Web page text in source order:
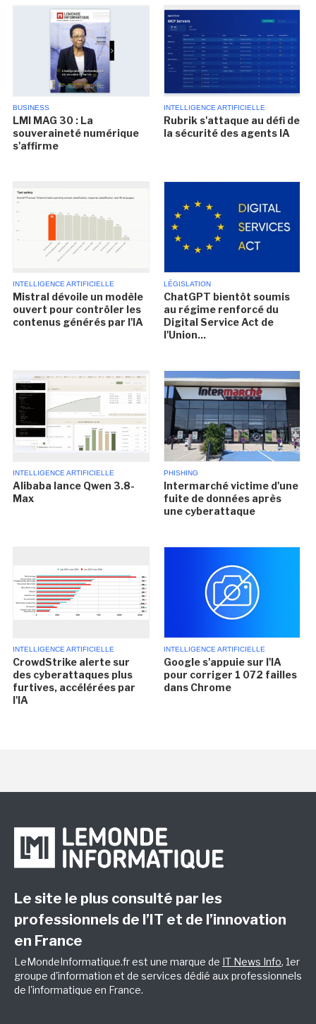
BUSINESS
LMI MAG 30 : La
souveraineté numérique
s'affirme
INTELLIGENCE ARTIFICIELLE
Rubrik s'attaque au défi de
la sécurité des agents IA
INTELLIGENCE ARTIFICIELLE
Mistral dévoile un modèle
ouvert pour contrôler les
contenus générés par l'IA
LÉGISLATION
ChatGPT bientôt soumis
au régime renforcé du
Digital Service Act de
l'Union...
INTELLIGENCE ARTIFICIELLE
Alibaba lance Qwen 3.8-
Max
PHISHING
Intermarché victime d'une
fuite de données après
une cyberattaque
INTELLIGENCE ARTIFICIELLE
CrowdStrike alerte sur
des cyberattaques plus
furtives, accélérées par
l'IA
INTELLIGENCE ARTIFICIELLE
Google s'appuie sur l'IA
pour corriger 1 072 failles
dans Chrome
Le site le plus consulté par les
professionnels de l’IT et de l’innovation
en France
LeMondeInformatique.fr est une marque de IT News Info, 1er
groupe d'information et de services dédié aux professionnels
de l'informatique en France.